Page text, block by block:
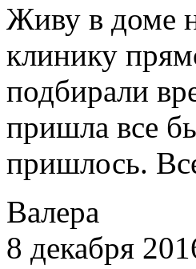
Живу в доме
клинику
подбирали
пришла все
пришлось.
Валера
8 декабря